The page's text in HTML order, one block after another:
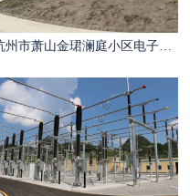
杭州市萧山金珺澜庭小区电子围栏案例